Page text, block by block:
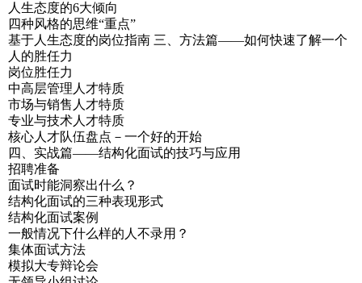
人生态度的6大倾向
四种风格的思维“重点”
基于人生态度的岗位指南 三、方法篇——如何快速了解一个
人的胜任力
岗位胜任力
中高层管理人才特质
市场与销售人才特质
专业与技术人才特质
核心人才队伍盘点－一个好的开始
四、实战篇——结构化面试的技巧与应用
招聘准备
面试时能洞察出什么？
结构化面试的三种表现形式
结构化面试案例
一般情况下什么样的人不录用？
集体面试方法
模拟大专辩论会